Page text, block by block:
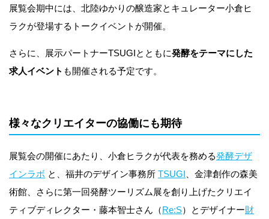
展覧会期中には、北陸ゆかりの醸造家とキュレーター小倉ヒ
ラクが登場するトークイベントが開催。
さらに、展示パートナーTSUGIとともに発酵をテーマにした
求人イベント も開催される予定です。
様々なクリエイターの協働にも期待
展覧会の開催にあたり、小倉ヒラクが代表を務める発酵デザ
インラボ と、福井のデザイン事務所 TSUGI 、金津創作の森美
術館、さらに第一回発酵ツーリズム展を創り上げたクリエイ
ティブディレクター・藤本智士さん（Re:S）とデザイナー財